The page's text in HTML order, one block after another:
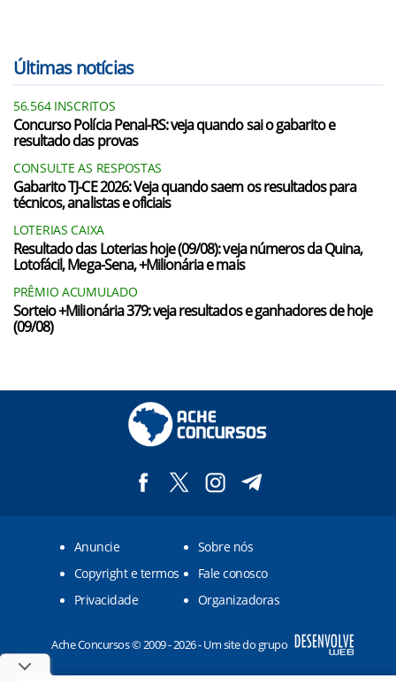
Últimas notícias
56.564 INSCRITOS
Concurso Polícia Penal-RS: veja quando sai o gabarito e
resultado das provas
CONSULTE AS RESPOSTAS
Gabarito TJ-CE 2026: Veja quando saem os resultados para
técnicos, analistas e oficiais
LOTERIAS CAIXA
Resultado das Loterias hoje (09/08): veja números da Quina,
Lotofácil, Mega-Sena, +Milionária e mais
PRÊMIO ACUMULADO
Sorteio +Milionária 379: veja resultados e ganhadores de hoje
(09/08)
Anuncie
Sobre nós
Copyright e termos
Fale conosco
Privacidade
Organizadoras
Ache Concursos © 2009 - 2026 - Um site do grupo